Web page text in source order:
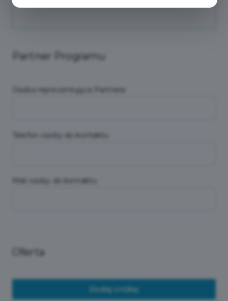
Partner Programu
Osoba reprezentująca Partnera
Telefon osoby do kontaktu
Mail osoby do kontaktu
Oferta
Dodaj zniżkę